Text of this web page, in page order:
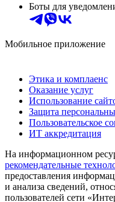
Боты для
Мобильное приложение
Этика и комплаенс
Оказание услуг
Использование
Защита
Пользовательское
ИТ аккредитация
На информационном
рекомендательные
предоставления
и анализа сведений,
пользователей сети